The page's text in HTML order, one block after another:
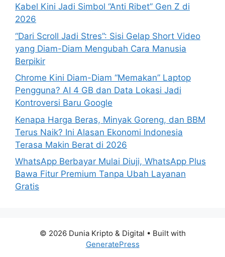
Kabel Kini Jadi Simbol “Anti Ribet” Gen Z di
2026
“Dari Scroll Jadi Stres”: Sisi Gelap Short Video
yang Diam-Diam Mengubah Cara Manusia
Berpikir
Chrome Kini Diam-Diam “Memakan” Laptop
Pengguna? AI 4 GB dan Data Lokasi Jadi
Kontroversi Baru Google
Kenapa Harga Beras, Minyak Goreng, dan BBM
Terus Naik? Ini Alasan Ekonomi Indonesia
Terasa Makin Berat di 2026
WhatsApp Berbayar Mulai Diuji, WhatsApp Plus
Bawa Fitur Premium Tanpa Ubah Layanan
Gratis
© 2026 Dunia Kripto & Digital • Built with
GeneratePress